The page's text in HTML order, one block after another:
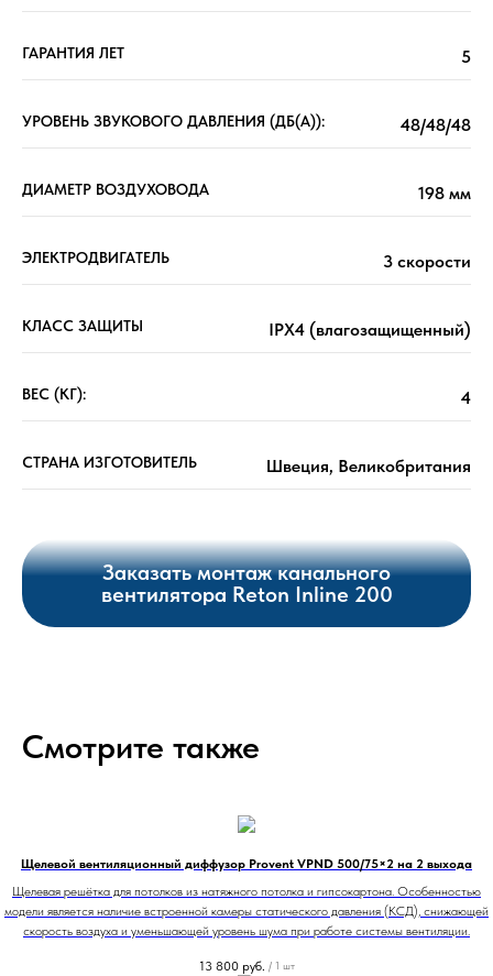
ГАРАНТИЯ ЛЕТ 5
УРОВЕНЬ ЗВУКОВОГО ДАВЛЕНИЯ (ДБ(А)): 48/48/48
ДИАМЕТР ВОЗДУХОВОДА 198 мм
ЭЛЕКТРОДВИГАТЕЛЬ 3 скорости
КЛАСС ЗАЩИТЫ IPХ4 (влагозащищенный)
ВЕС (КГ): 4
СТРАНА ИЗГОТОВИТЕЛЬ Швеция, Великобритания
Заказать монтаж канального
вентилятора Reton Inline 200
Смотрите также
Щелевой вентиляционный диффузор Provent VPND 500/75×2 на 2 выхода
Щелевая решётка для потолков из натяжного потолка и гипсокартона. Особенностью
модели является наличие встроенной камеры статического давления (КСД), снижающей
скорость воздуха и уменьшающей уровень шума при работе системы вентиляции.
13 800 руб. / 1 шт